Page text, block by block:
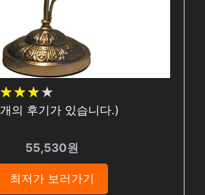
★★★★
★★★★
개의 후기가 있습니다.)
55,530원
최저가 보러가기